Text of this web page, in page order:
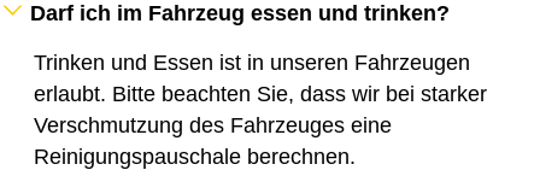
Darf ich im Fahrzeug essen und trinken?
Trinken und Essen ist in unseren Fahrzeugen
erlaubt. Bitte beachten Sie, dass wir bei starker
Verschmutzung des Fahrzeuges eine
Reinigungspauschale berechnen.